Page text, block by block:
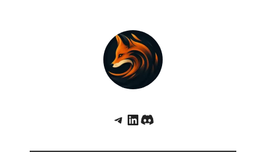
Telegram
LinkedIn
Discord